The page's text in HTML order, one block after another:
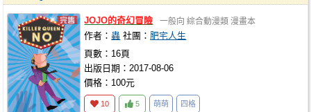
JOJO的奇幻冒險 一般向 綜合動漫類 漫畫本
作者： 蟲 社團： 肥宅人生
頁數：16頁
出版日期：2017-08-06
價格：100元
10 5 萌萌 四格